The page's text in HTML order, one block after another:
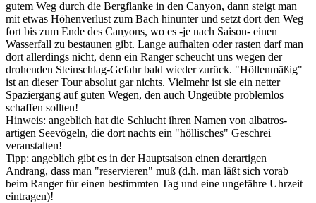
gutem Weg durch die Bergflanke in den Canyon, dann steigt man
mit etwas Höhenverlust zum Bach hinunter und setzt dort den Weg
fort bis zum Ende des Canyons, wo es -je nach Saison- einen
Wasserfall zu bestaunen gibt. Lange aufhalten oder rasten darf man
dort allerdings nicht, denn ein Ranger scheucht uns wegen der
drohenden Steinschlag-Gefahr bald wieder zurück. "Höllenmäßig"
ist an dieser Tour absolut gar nichts. Vielmehr ist sie ein netter
Spaziergang auf guten Wegen, den auch Ungeübte problemlos
schaffen sollten!
Hinweis: angeblich hat die Schlucht ihren Namen von albatros-
artigen Seevögeln, die dort nachts ein "höllisches" Geschrei
veranstalten!
Tipp: angeblich gibt es in der Hauptsaison einen derartigen
Andrang, dass man "reservieren" muß (d.h. man läßt sich vorab
beim Ranger für einen bestimmten Tag und eine ungefähre Uhrzeit
eintragen)!